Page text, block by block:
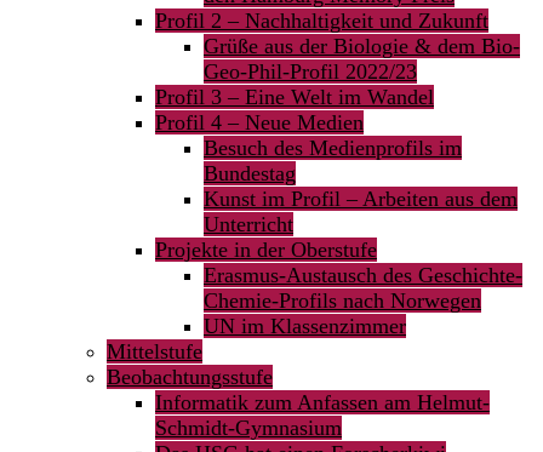
Profil 2 – Nachhaltigkeit und Zukunft
Grüße aus der Biologie & dem Bio-
Geo-Phil-Profil 2022/23
Profil 3 – Eine Welt im Wandel
Profil 4 – Neue Medien
Besuch des Medienprofils im
Bundestag
Kunst im Profil – Arbeiten aus dem
Unterricht
Projekte in der Oberstufe
Erasmus-Austausch des Geschichte-
Chemie-Profils nach Norwegen
UN im Klassenzimmer
Mittelstufe
Beobachtungsstufe
Informatik zum Anfassen am Helmut-
Schmidt-Gymnasium